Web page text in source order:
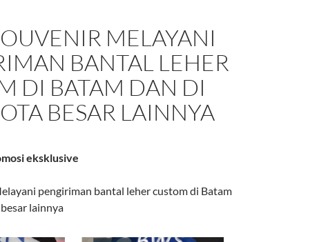
MELAYANI
BANTAL LEHER
DI BATAM DAN DI
BESAR LAINNYA
eksklusive
pengiriman bantal leher custom di Batam
lainnya